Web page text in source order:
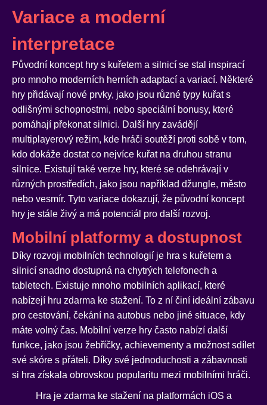
Variace a moderní
interpretace
Původní koncept hry s kuřetem a silnicí se stal inspirací
pro mnoho moderních herních adaptací a variací. Některé
hry přidávají nové prvky, jako jsou různé typy kuřat s
odlišnými schopnostmi, nebo speciální bonusy, které
pomáhají překonat silnici. Další hry zavádějí
multiplayerový režim, kde hráči soutěží proti sobě v tom,
kdo dokáže dostat co nejvíce kuřat na druhou stranu
silnice. Existují také verze hry, které se odehrávají v
různých prostředích, jako jsou například džungle, město
nebo vesmír. Tyto variace dokazují, že původní koncept
hry je stále živý a má potenciál pro další rozvoj.
Mobilní platformy a dostupnost
Díky rozvoji mobilních technologií je hra s kuřetem a
silnicí snadno dostupná na chytrých telefonech a
tabletech. Existuje mnoho mobilních aplikací, které
nabízejí hru zdarma ke stažení. To z ní činí ideální zábavu
pro cestování, čekání na autobus nebo jiné situace, kdy
máte volný čas. Mobilní verze hry často nabízí další
funkce, jako jsou žebříčky, achievementy a možnost sdílet
své skóre s přáteli. Díky své jednoduchosti a zábavnosti
si hra získala obrovskou popularitu mezi mobilními hráči.
Hra je zdarma ke stažení na platformách iOS a